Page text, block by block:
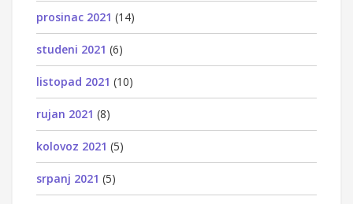
prosinac 2021 (14)
studeni 2021 (6)
listopad 2021 (10)
rujan 2021 (8)
kolovoz 2021 (5)
srpanj 2021 (5)